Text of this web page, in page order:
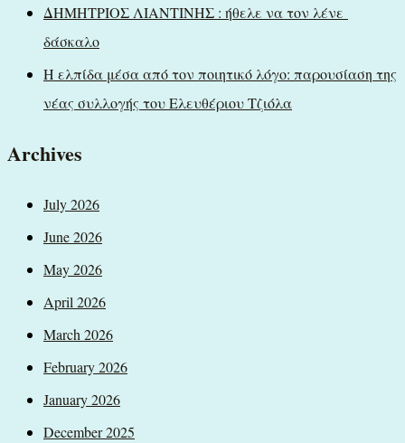
ΔΗΜΗΤΡΙΟΣ ΛΙΑΝΤΙΝΗΣ : ήθελε να τον λένε
δάσκαλο
Η ελπίδα μέσα από τον ποιητικό λόγο: παρουσίαση της
νέας συλλογής του Ελευθέριου Τζιόλα
Archives
July 2026
June 2026
May 2026
April 2026
March 2026
February 2026
January 2026
December 2025